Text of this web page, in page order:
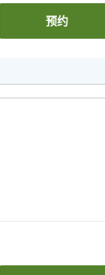
预约